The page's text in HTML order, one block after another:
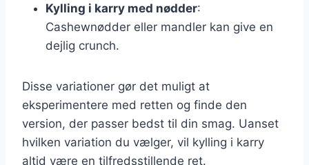
Kylling i karry med nødder:
Cashewnødder eller mandler kan give en
dejlig crunch.
Disse variationer gør det muligt at
eksperimentere med retten og finde den
version, der passer bedst til din smag. Uanset
hvilken variation du vælger, vil kylling i karry
altid være en tilfredsstillende ret.